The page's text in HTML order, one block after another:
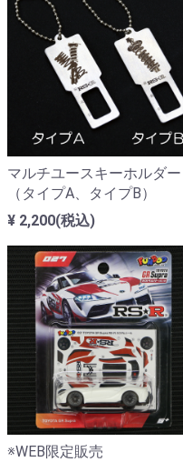
マルチユースキーホルダー
（タイプA、タイプB）
¥ 2,200(税込)
※WEB限定販売